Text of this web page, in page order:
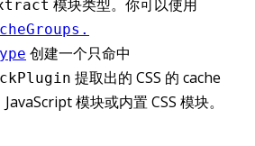
模块类型。你可以使用
创建一个只命中
提取出的 CSS 的 cache
模块或内置 CSS 模块。